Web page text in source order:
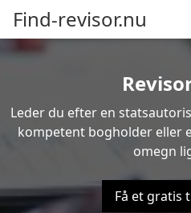
Find-revisor.nu
Leder du efter en
kompetent bogholder eller
omegn
Få et gratis